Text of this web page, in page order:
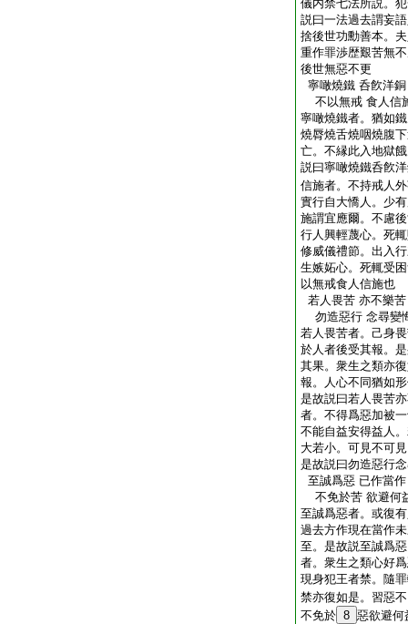
儀内禁七法所説。
説曰一法過去謂妄
捨後世功勳善本。
重作罪渉歴艱苦無
後世無惡不更
寧噉燒鐵 呑飮洋銅
不以無戒 食人信
寧噉燒鐵者。猶如
燒脣燒舌燒咽燒腹
亡。不縁此入地獄
説曰寧噉燒鐵呑飮
信施者。不持戒人
實行自大憍人。少
施謂宜應爾。不慮
行人興輕蔑心。死
修威儀禮節。出入
生嫉妬心。死輒受
以無戒食人信施也
若人畏苦 亦不樂苦
勿造惡行 念尋變
若人畏苦者。己身
於人者後受其報。
其果。衆生之類亦
報。人心不同猶如
是故説曰若人畏苦
者。不得爲惡加被
不能自益安得益人
大若小。可見不可
是故説曰勿造惡行
至誠爲惡 已作當作
不免於苦 欲避何
至誠爲惡者。或復
過去方作現在當作
至。是故説至誠爲
者。衆生之類心好
現身犯王者禁。隨
禁亦復如是。習惡
不免於 8 惡欲避何